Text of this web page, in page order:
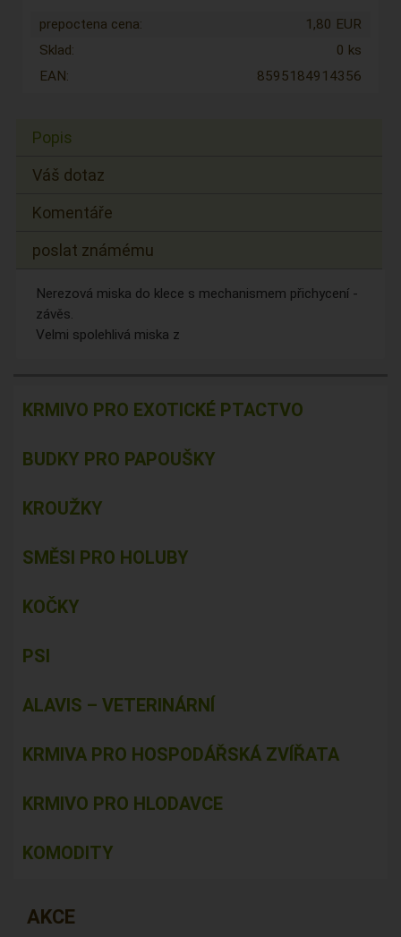
prepoctena cena:
1,80 EUR
Sklad:
0 ks
EAN:
8595184914356
Popis
Váš dotaz
Komentáře
poslat známému
Nerezová miska do klece s mechanismem přichycení -
závěs.
Velmi spolehlivá miska z
KRMIVO PRO EXOTICKÉ PTACTVO
BUDKY PRO PAPOUŠKY
KROUŽKY
SMĚSI PRO HOLUBY
KOČKY
PSI
ALAVIS – VETERINÁRNÍ
KRMIVA PRO HOSPODÁŘSKÁ ZVÍŘATA
KRMIVO PRO HLODAVCE
KOMODITY
AKCE